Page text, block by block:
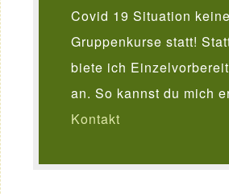
Covid 19 Situation keine
Gruppenkurse statt!
biete ich
an. So kannst du mich
Kontakt